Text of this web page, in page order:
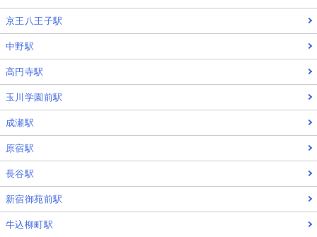
京王八王子駅
中野駅
高円寺駅
玉川学園前駅
成瀬駅
原宿駅
長谷駅
新宿御苑前駅
牛込柳町駅